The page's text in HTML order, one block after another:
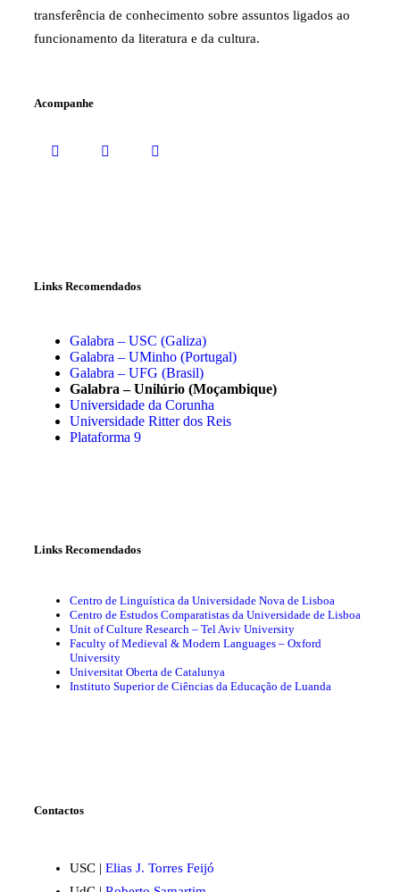
transferência de conhecimento sobre assuntos ligados ao
funcionamento da literatura e da cultura.
Acompanhe
Links Recomendados
Galabra – USC (Galiza)
Galabra – UMinho (Portugal)
Galabra – UFG (Brasil)
Galabra – Unilúrio (Moçambique)
Universidade da Corunha
Universidade Ritter dos Reis
Plataforma 9
Links Recomendados
Centro de Linguística da Universidade Nova de Lisboa
Centro de Estudos Comparatistas da Universidade de Lisboa
Unit of Culture Research – Tel Aviv University
Faculty of Medieval & Modern Languages – Oxford
University
Universitat Oberta de Catalunya
Instituto Superior de Ciências da Educação de Luanda
Contactos
USC | Elias J. Torres Feijó